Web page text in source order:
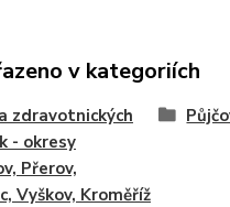
v kategoriích
zdravotnických
- okresy
Přerov,
Vyškov, Kroměříž